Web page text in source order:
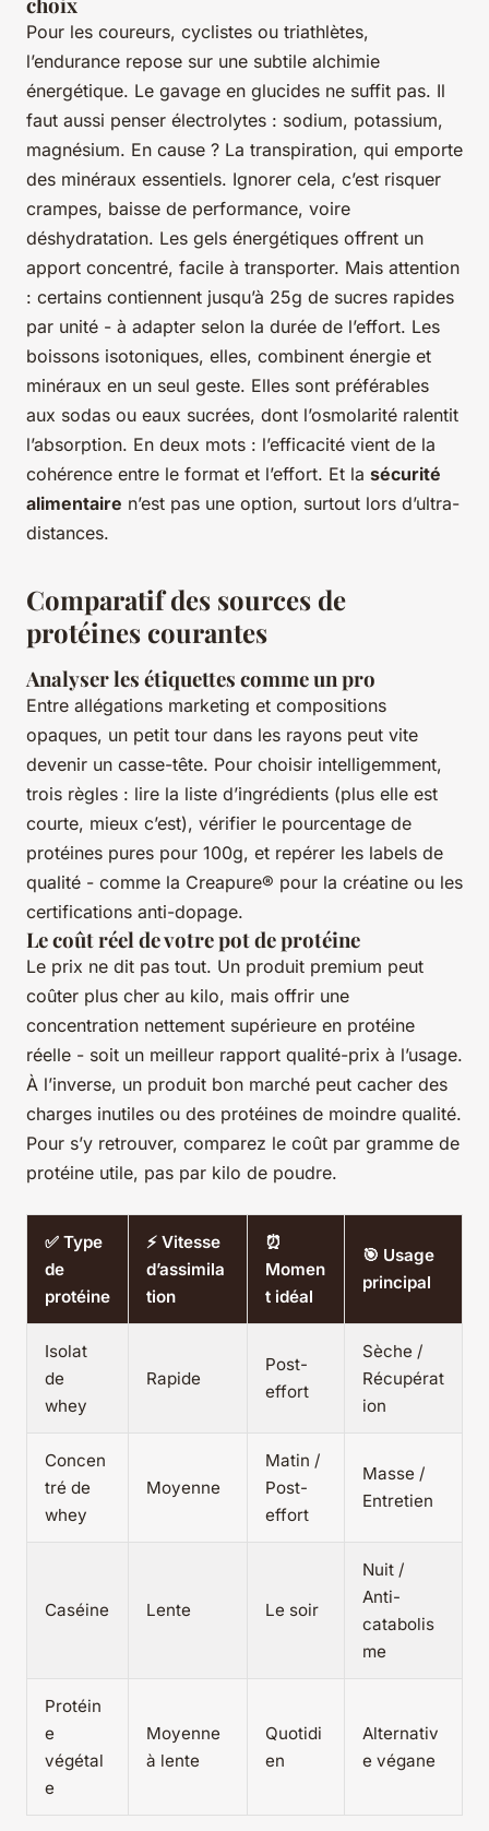
Pour les coureurs, cyclistes ou triathlètes,
l’endurance repose sur une subtile alchimie
énergétique. Le gavage en glucides ne suffit pas. Il
faut aussi penser électrolytes : sodium, potassium,
magnésium. En cause ? La transpiration, qui emporte
des minéraux essentiels. Ignorer cela, c’est risquer
crampes, baisse de performance, voire
déshydratation. Les gels énergétiques offrent un
apport concentré, facile à transporter. Mais attention
: certains contiennent jusqu’à 25g de sucres rapides
par unité - à adapter selon la durée de l’effort. Les
boissons isotoniques, elles, combinent énergie et
minéraux en un seul geste. Elles sont préférables
aux sodas ou eaux sucrées, dont l’osmolarité ralentit
l’absorption. En deux mots : l’efficacité vient de la
cohérence entre le format et l’effort. Et la sécurité
alimentaire n’est pas une option, surtout lors d’ultra-
distances.
Comparatif des sources de
protéines courantes
Analyser les étiquettes comme un pro
Entre allégations marketing et compositions
opaques, un petit tour dans les rayons peut vite
devenir un casse-tête. Pour choisir intelligemment,
trois règles : lire la liste d’ingrédients (plus elle est
courte, mieux c’est), vérifier le pourcentage de
protéines pures pour 100g, et repérer les labels de
qualité - comme la Creapure® pour la créatine ou les
certifications anti-dopage.
Le coût réel de votre pot de protéine
Le prix ne dit pas tout. Un produit premium peut
coûter plus cher au kilo, mais offrir une
concentration nettement supérieure en protéine
réelle - soit un meilleur rapport qualité-prix à l’usage.
À l’inverse, un produit bon marché peut cacher des
charges inutiles ou des protéines de moindre qualité.
Pour s’y retrouver, comparez le coût par gramme de
protéine utile, pas par kilo de poudre.
✅ Type
de
protéine
⚡ Vitesse
d’assimila
tion
⏰
Momen
t idéal
🎯 Usage
principal
Isolat
de
whey
Rapide
Post-
effort
Sèche /
Récupérat
ion
Concen
tré de
whey
Moyenne
Matin /
Post-
effort
Masse /
Entretien
Caséine Lente Le soir
Nuit /
Anti-
catabolis
me
Protéin
e
végétal
e
Moyenne
à lente
Quotidi
en
Alternativ
e végane